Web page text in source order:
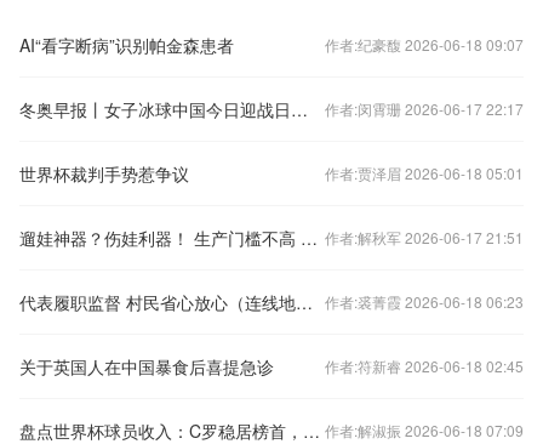
AI“看字断病”识别帕金森患者 作者:纪豪馥 2026-06-18 09:07
冬奥早报丨女子冰球中国今日迎战日本 单板滑雪小将苏翊鸣亮相 作者:闵霄珊 2026-06-17 22:17
世界杯裁判手势惹争议 作者:贾泽眉 2026-06-18 05:01
遛娃神器？伤娃利器！ 生产门槛不高 加工程序简单 作者:解秋军 2026-06-17 21:51
代表履职监督 村民省心放心（连线地方人大） 作者:裘菁霞 2026-06-18 06:23
关于英国人在中国暴食后喜提急诊 作者:符新睿 2026-06-18 02:45
盘点世界杯球员收入：C罗稳居榜首，每分钟赚447美元，日均进账超64万美元；梅西紧随其后，姆巴佩第三 作者:解淑振 2026-06-18 07:09